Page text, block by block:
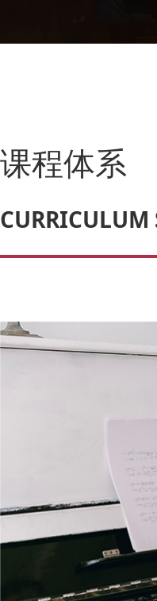
课程体系
CURRICULUM